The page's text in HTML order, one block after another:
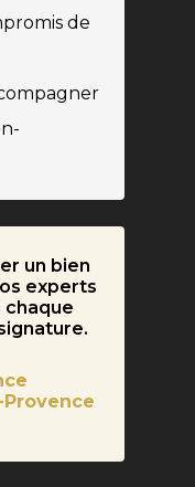
de
un bien
experts
chaque